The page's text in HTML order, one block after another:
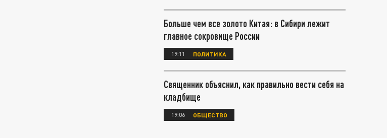
Больше чем все золото Китая: в Сибири лежит
главное сокровище России
19:11 ПОЛИТИКА
Священник объяснил, как правильно вести себя на
кладбище
19:06 ОБЩЕСТВО